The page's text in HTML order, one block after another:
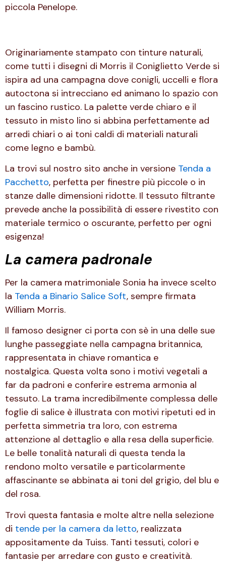
piccola Penelope.
Originariamente stampato con tinture naturali,
come tutti i disegni di Morris il Coniglietto Verde si
ispira ad una campagna dove conigli, uccelli e flora
autoctona si intrecciano ed animano lo spazio con
un fascino rustico. La palette verde chiaro e il
tessuto in misto lino si abbina perfettamente ad
arredi chiari o ai toni caldi di materiali naturali
come legno e bambù.
La trovi sul nostro sito anche in versione Tenda a
Pacchetto, perfetta per finestre più piccole o in
stanze dalle dimensioni ridotte. Il tessuto filtrante
prevede anche la possibilità di essere rivestito con
materiale termico o oscurante, perfetto per ogni
esigenza!
La camera padronale
Per la camera matrimoniale Sonia ha invece scelto
la Tenda a Binario Salice Soft, sempre firmata
William Morris.
Il famoso designer ci porta con sè in una delle sue
lunghe passeggiate nella campagna britannica,
rappresentata in chiave romantica e
nostalgica. Questa volta sono i motivi vegetali a
far da padroni e conferire estrema armonia al
tessuto. La trama incredibilmente complessa delle
foglie di salice è illustrata con motivi ripetuti ed in
perfetta simmetria tra loro, con estrema
attenzione al dettaglio e alla resa della superficie.
Le belle tonalità naturali di questa tenda la
rendono molto versatile e particolarmente
affascinante se abbinata ai toni del grigio, del blu e
del rosa.
Trovi questa fantasia e molte altre nella selezione
di tende per la camera da letto, realizzata
appositamente da Tuiss. Tanti tessuti, colori e
fantasie per arredare con gusto e creatività.